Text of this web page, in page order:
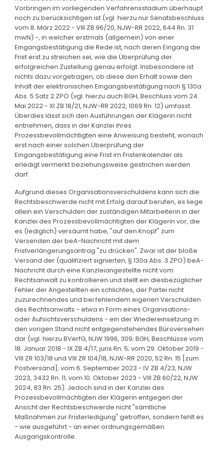
Vorbringen im vorliegenden Verfahrensstadium überhaupt
noch zu berücksichtigen ist (vgl. hierzu nur Senatsbeschluss
vom 8. März 2022 - VIII ZB 96/20, NJW-RR 2022, 644 Rn. 31
mwN) -, in welcher erstmals (allgemein) von einer
Eingangsbestätigung die Rede ist, nach deren Eingang die
Frist erst zu streichen sei, wie die Überprüfung der
erfolgreichen Zustellung genau erfolgt. Insbesondere ist
nichts dazu vorgetragen, ob diese den Erhalt sowie den
Inhalt der elektronischen Eingangsbestätigung nach § 130a
Abs. 5 Satz 2 ZPO (vgl. hierzu auch BGH, Beschluss vom 24.
Mai 2022 - XI ZB 18/21, NJW-RR 2022, 1069 Rn. 12) umfasst.
Überdies lässt sich den Ausführungen der Klägerin nicht
entnehmen, dass in der Kanzlei ihres
Prozessbevollmächtigten eine Anweisung besteht, wonach
erst nach einer solchen Überprüfung der
Eingangsbestätigung eine Frist im Fristenkalender als
erledigt vermerkt beziehungsweise gestrichen werden
darf.
Aufgrund dieses Organisationsverschuldens kann sich die
Rechtsbeschwerde nicht mit Erfolg darauf berufen, es liege
allein ein Verschulden der zuständigen Mitarbeiterin in der
Kanzlei des Prozessbevollmächtigten der Klägerin vor, die
es (lediglich) versäumt habe, "auf den Knopf" zum
Versenden der beA-Nachricht mit dem
Fristverlängerungsantrag "zu drücken". Zwar ist der bloße
Versand der (qualifiziert signierten, § 130a Abs. 3 ZPO) beA-
Nachricht durch eine Kanzleiangestellte nicht vom
Rechtsanwalt zu kontrollieren und stellt ein diesbezüglicher
Fehler der Angestellten ein schlichtes, der Partei nicht
zuzurechnendes und bei fehlendem eigenen Verschulden
des Rechtsanwalts - etwa in Form eines Organisations-
oder Aufsichtsverschuldens - ein der Wiedereinsetzung in
den vorigen Stand nicht entgegenstehendes Büroversehen
dar (vgl. hierzu BVerfG, NJW 1996, 309; BGH, Beschlüsse vom
18. Januar 2018 - IX ZB 4/17, juris Rn. 5; vom 29. Oktober 2019 -
VIII ZR 103/18 und VIII ZR 104/18, NJW-RR 2020, 52 Rn. 15 [zum
Postversand]; vom 6. September 2023 - IV ZB 4/23, NJW
2023, 3432 Rn. 11; vom 10. Oktober 2023 - VIII ZB 60/22, NJW
2024, 83 Rn. 25). Jedoch sind in der Kanzlei des
Prozessbevollmächtigten der Klägerin entgegen der
Ansicht der Rechtsbeschwerde nicht "sämtliche
Maßnahmen zur Fristerledigung" getroffen, sondern fehlt es
- wie ausgeführt - an einer ordnungsgemäßen
Ausgangskontrolle.